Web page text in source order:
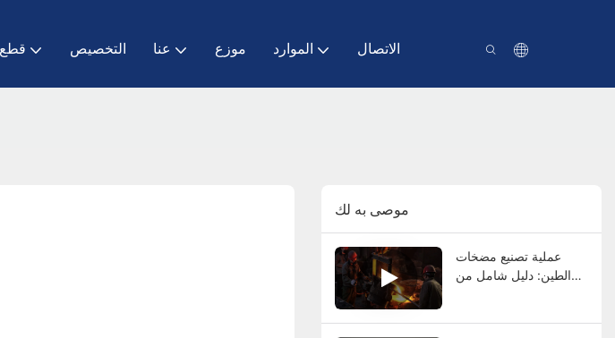
قطع التخصيص عنا موزع الموارد الاتصال
موصى به لك
عملية تصنيع مضخات
الطين: دليل شامل من